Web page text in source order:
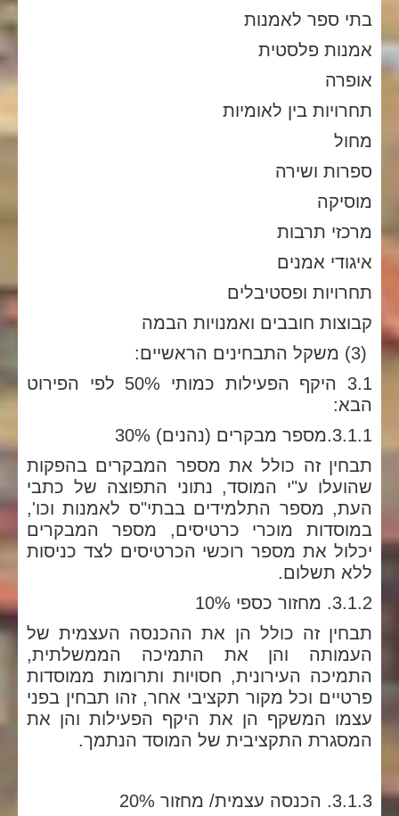
בתי ספר לאמנות
אמנות פלסטית
אופרה
תחרויות בין לאומיות
מחול
ספרות ושירה
מוסיקה
מרכזי תרבות
איגודי אמנים
תחרויות ופסטיבלים
קבוצות חובבים ואמנויות הבמה
(3) משקל התבחינים הראשיים:
3.1 היקף הפעילות כמותי 50% לפי הפירוט
הבא:
3.1.1.מספר מבקרים (נהנים) 30%
תבחין זה כולל את מספר המבקרים בהפקות
שהועלו ע"י המוסד, נתוני התפוצה של כתבי
העת, מספר התלמידים בבתי"ס לאמנות וכו',
במוסדות מוכרי כרטיסים, מספר המבקרים
יכלול את מספר רוכשי הכרטיסים לצד כניסות
ללא תשלום.
3.1.2. מחזור כספי 10%
תבחין זה כולל הן את ההכנסה העצמית של
העמותה והן את התמיכה הממשלתית,
התמיכה העירונית, חסויות ותרומות ממוסדות
פרטיים וכל מקור תקציבי אחר, זהו תבחין בפני
עצמו המשקף הן את היקף הפעילות והן את
המסגרת התקציבית של המוסד הנתמך.
3.1.3. הכנסה עצמית/ מחזור 20%